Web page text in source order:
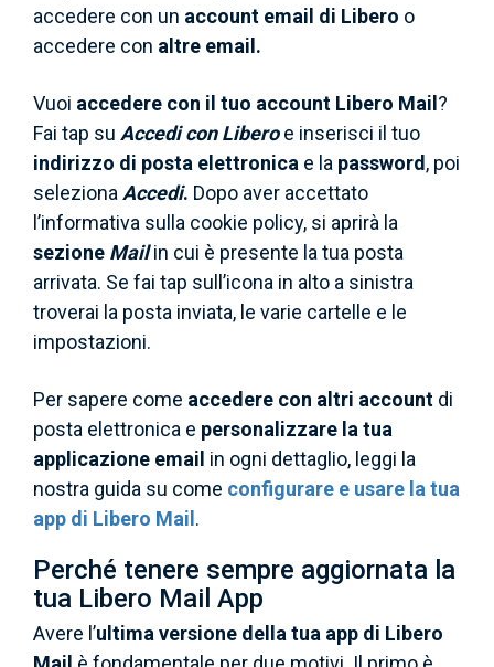
accedere con un account email di Libero o
accedere con altre email.
Vuoi accedere con il tuo account Libero Mail ?
Fai tap su Accedi con Liberoe inserisci il tuo
indirizzo di posta elettronica e la password , poi
seleziona Accedi. Dopo aver accettato
l’informativa sulla cookie policy, si aprirà la
sezione Mailin cui è presente la tua posta
arrivata. Se fai tap sull’icona in alto a sinistra
troverai la posta inviata, le varie cartelle e le
impostazioni.
Per sapere come accedere con altri account di
posta elettronica e personalizzare la tua
applicazione email in ogni dettaglio, leggi la
nostra guida su come configurare e usare la tua
app di Libero Mail .
Perché tenere sempre aggiornata la
tua Libero Mail App
Avere l’ultima versione della tua app di Libero